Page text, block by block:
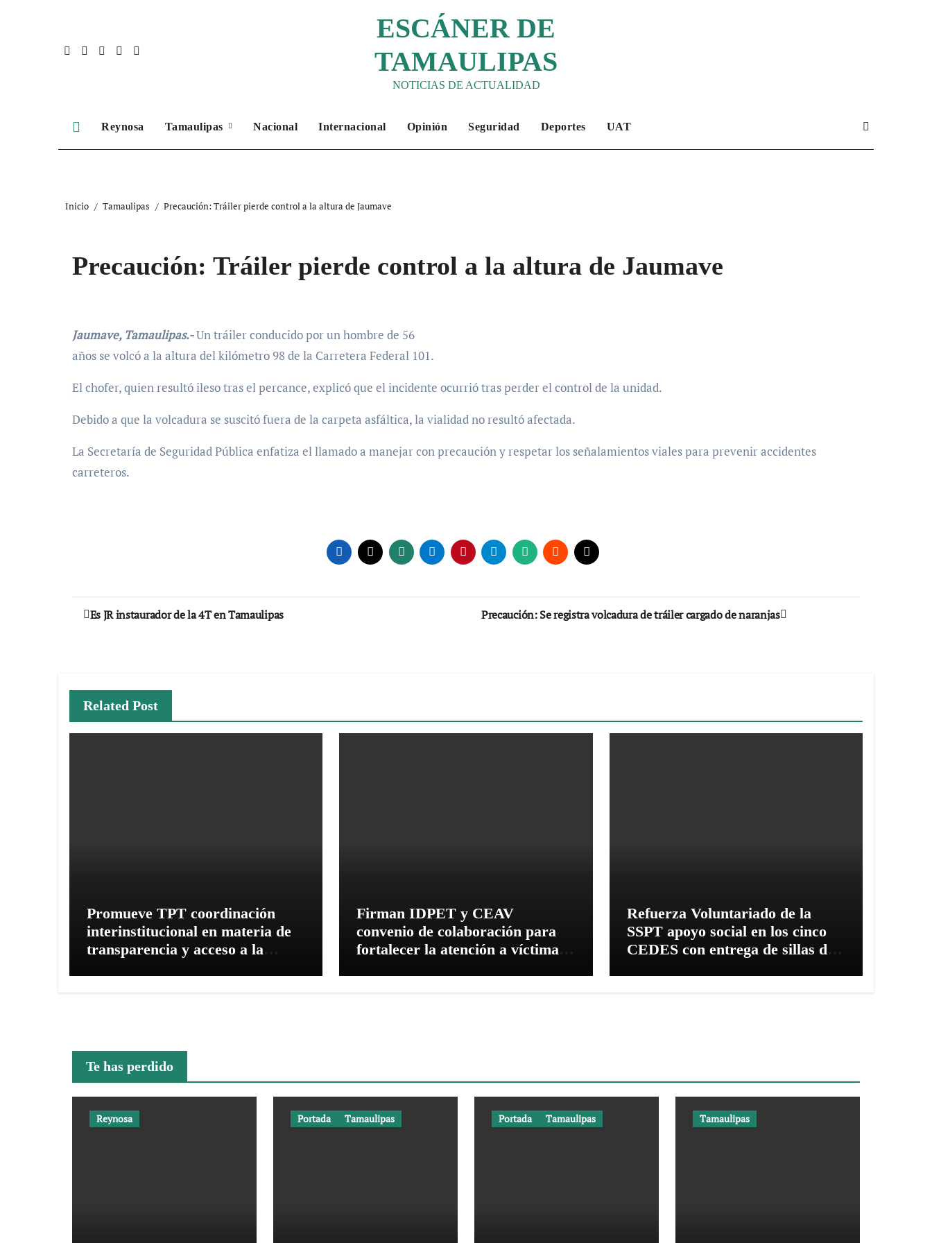
ESCÁNER DE
TAMAULIPAS
NOTICIAS DE ACTUALIDAD
Reynosa Tamaulipas Nacional Internacional Opinión Seguridad Deportes UAT
Inicio Tamaulipas Precaución: Tráiler pierde control a la altura de Jaumave
Precaución: Tráiler pierde control a la altura de Jaumave
Jaumave, Tamaulipas.-Un tráiler conducido por un hombre de 56
años se volcó a la altura del kilómetro 98 de la Carretera Federal 101.
El chofer, quien resultó ileso tras el percance, explicó que el incidente ocurrió tras perder el control de la unidad.
Debido a que la volcadura se suscitó fuera de la carpeta asfáltica, la vialidad no resultó afectada.
La Secretaría de Seguridad Pública enfatiza el llamado a manejar con precaución y respetar los señalamientos viales para prevenir accidentes
carreteros.
Navegación
Es JR instaurador de la 4T en Tamaulipas Precaución: Se registra volcadura de tráiler cargado de naranjas
Related Post
Promueve TPT coordinación
interinstitucional en materia de
transparencia y acceso a la
Firman IDPET y CEAV
convenio de colaboración para
fortalecer la atención a víctimas
Refuerza Voluntariado de la
SSPT apoyo social en los cinco
CEDES con entrega de sillas de
Te has perdido
Reynosa Portada Tamaulipas Portada Tamaulipas Tamaulipas